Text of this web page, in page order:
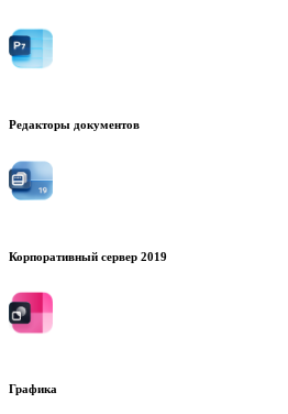
Редакторы документов
Корпоративный сервер 2019
Графика